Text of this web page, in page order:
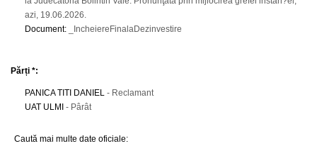
azi, 19.06.2026.
Document: _IncheiereFinalaDezinvestire
Părți *:
PANICA TITI DANIEL - Reclamant
UAT ULMI - Pârât
Caută mai multe date oficiale: